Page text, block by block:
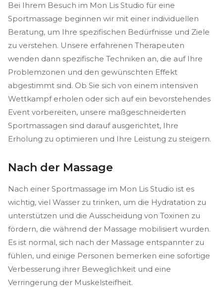
Bei Ihrem Besuch im Mon Lis Studio für eine
Sportmassage beginnen wir mit einer individuellen
Beratung, um Ihre spezifischen Bedürfnisse und Ziele
zu verstehen. Unsere erfahrenen Therapeuten
wenden dann spezifische Techniken an, die auf Ihre
Problemzonen und den gewünschten Effekt
abgestimmt sind. Ob Sie sich von einem intensiven
Wettkampf erholen oder sich auf ein bevorstehendes
Event vorbereiten, unsere maßgeschneiderten
Sportmassagen sind darauf ausgerichtet, Ihre
Erholung zu optimieren und Ihre Leistung zu steigern.
Nach der Massage
Nach einer Sportmassage im Mon Lis Studio ist es
wichtig, viel Wasser zu trinken, um die Hydratation zu
unterstützen und die Ausscheidung von Toxinen zu
fördern, die während der Massage mobilisiert wurden.
Es ist normal, sich nach der Massage entspannter zu
fühlen, und einige Personen bemerken eine sofortige
Verbesserung ihrer Beweglichkeit und eine
Verringerung der Muskelsteifheit.